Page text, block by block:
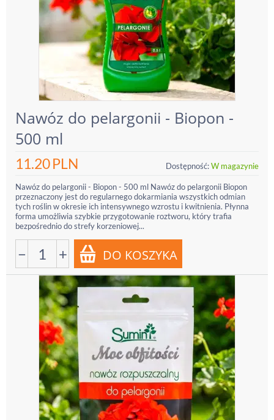
Nawóz do pelargonii - Biopon -
500 ml
11.20PLN Dostępność:W magazynie
Nawóz do pelargonii - Biopon - 500 ml Nawóz do pelargonii Biopon
przeznaczony jest do regularnego dokarmiania wszystkich odmian
tych roślin w okresie ich intensywnego wzrostu i kwitnienia. Płynna
forma umożliwia szybkie przygotowanie roztworu, który trafia
bezpośrednio do strefy korzeniowej...
− +